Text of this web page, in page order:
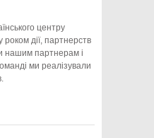
центру
роком дії, партнерств
нашим партнерам і
ми реалізували